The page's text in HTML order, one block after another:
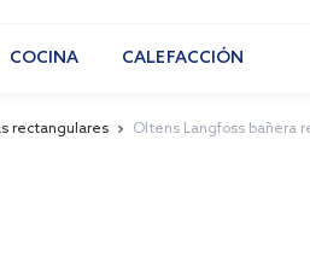
COCINA CALEFACCIÓN
rectangulares Oltens Langfoss bañera